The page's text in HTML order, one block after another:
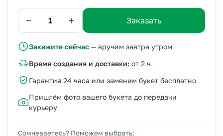
− + Заказать
Закажите сейчас — вручим завтра утром
Время создания и доставки: от 2 ч.
Гарантия 24 часа или заменим букет бесплатно
Пришлём фото вашего букета до передачи
курьеру
Сомневаетесь? Поможем выбрать: